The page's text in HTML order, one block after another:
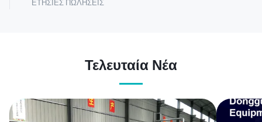
ΕΤΉΣΙΕΣ ΠΩΛΉΣΕΙΣ
Τελευταία Νέα